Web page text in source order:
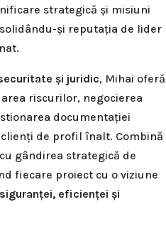
strategică și misiuni
și reputația de lider
și juridic, Mihai oferă
riscurilor, negocierea
documentației
de profil înalt. Combină
gândirea strategică de
fiecare proiect cu o viziune
siguranței, eficienței și